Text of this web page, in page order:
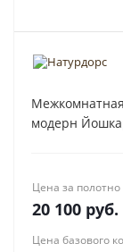
модерн
Цена за полотно
20 100 руб.
Цена базового